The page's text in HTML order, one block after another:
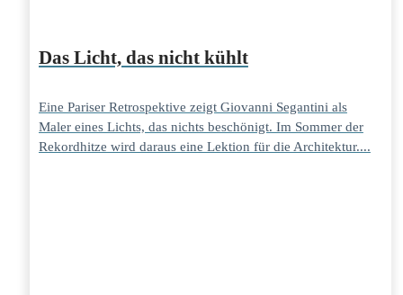
Das Licht, das nicht kühlt
Eine Pariser Retrospektive zeigt Giovanni Segantini als
Maler eines Lichts, das nichts beschönigt. Im Sommer der
Rekordhitze wird daraus eine Lektion für die Architektur....